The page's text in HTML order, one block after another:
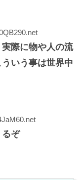
際に物や人の流
いう事は世界中
るぞ